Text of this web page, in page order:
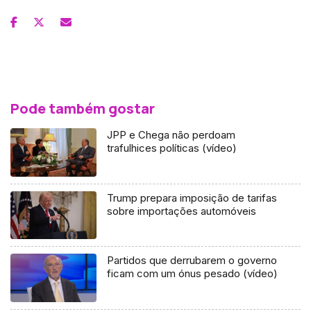
Pode também gostar
JPP e Chega não perdoam
trafulhices políticas (vídeo)
Trump prepara imposição de tarifas
sobre importações automóveis
Partidos que derrubarem o governo
ficam com um ónus pesado (vídeo)